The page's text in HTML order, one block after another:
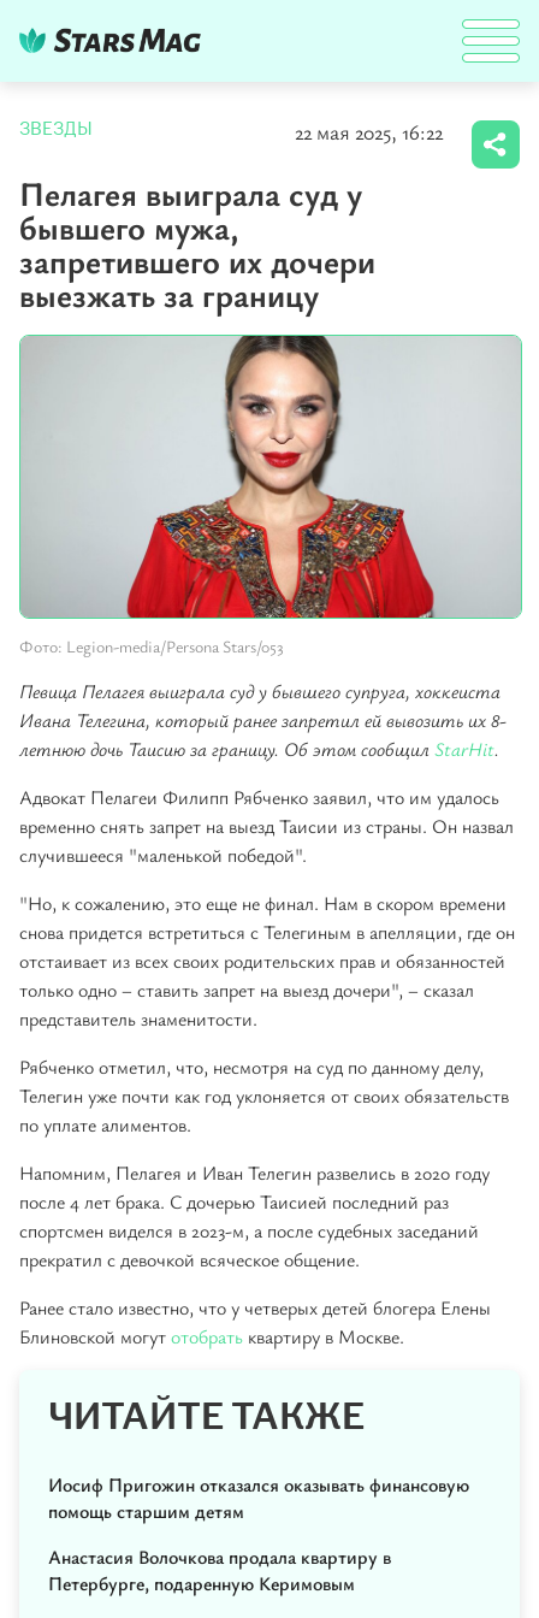
ЗВЕЗДЫ 22 мая 2025, 16:22
Пелагея выиграла суд у
бывшего мужа,
запретившего их дочери
выезжать за границу
Фото: Legion-media/Persona Stars/053
Певица Пелагея выиграла суд у бывшего супруга, хоккеиста
Ивана Телегина, который ранее запретил ей вывозить их 8-
летнюю дочь Таисию за границу. Об этом сообщил StarHit.
Адвокат Пелагеи Филипп Рябченко заявил, что им удалось
временно снять запрет на выезд Таисии из страны. Он назвал
случившееся "маленькой победой".
"Но, к сожалению, это еще не финал. Нам в скором времени
снова придется встретиться с Телегиным в апелляции, где он
отстаивает из всех своих родительских прав и обязанностей
только одно – ставить запрет на выезд дочери", – сказал
представитель знаменитости.
Рябченко отметил, что, несмотря на суд по данному делу,
Телегин уже почти как год уклоняется от своих обязательств
по уплате алиментов.
Напомним, Пелагея и Иван Телегин развелись в 2020 году
после 4 лет брака. С дочерью Таисией последний раз
спортсмен виделся в 2023-м, а после судебных заседаний
прекратил с девочкой всяческое общение.
Ранее стало известно, что у четверых детей блогера Елены
Блиновской могутотобрать квартиру в Москве.
ЧИТАЙТЕ ТАКЖЕ
Иосиф Пригожин отказался оказывать финансовую
помощь старшим детям
Анастасия Волочкова продала квартиру в
Петербурге, подаренную Керимовым